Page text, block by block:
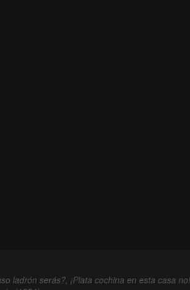
ladrón serás?, ¡Plata cochina en esta casa